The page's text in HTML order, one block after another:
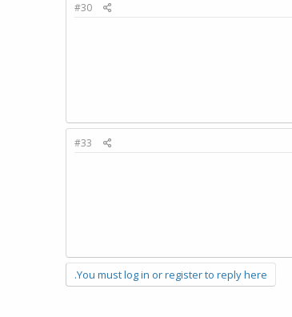
#30
#33
You must log in or register to reply here.